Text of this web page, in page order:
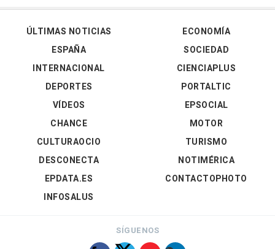
ÚLTIMAS NOTICIAS
ESPAÑA
INTERNACIONAL
DEPORTES
VÍDEOS
ECONOMÍA
SOCIEDAD
CIENCIAPLUS
PORTALTIC
EPSOCIAL
CHANCE
CULTURAOCIO
DESCONECTA
EPDATA.ES
INFOSALUS
MOTOR
TURISMO
NOTIMÉRICA
CONTACTOPHOTO
SÍGUENOS